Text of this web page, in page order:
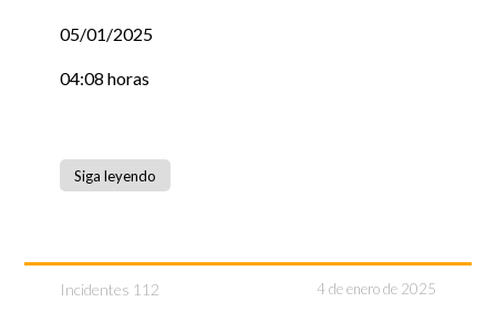
05/01/2025
04:08 horas
Siga leyendo
Incidentes 112 4 de enero de 2025